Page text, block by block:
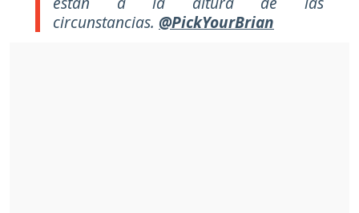
circunstancias. @PickYourBrian